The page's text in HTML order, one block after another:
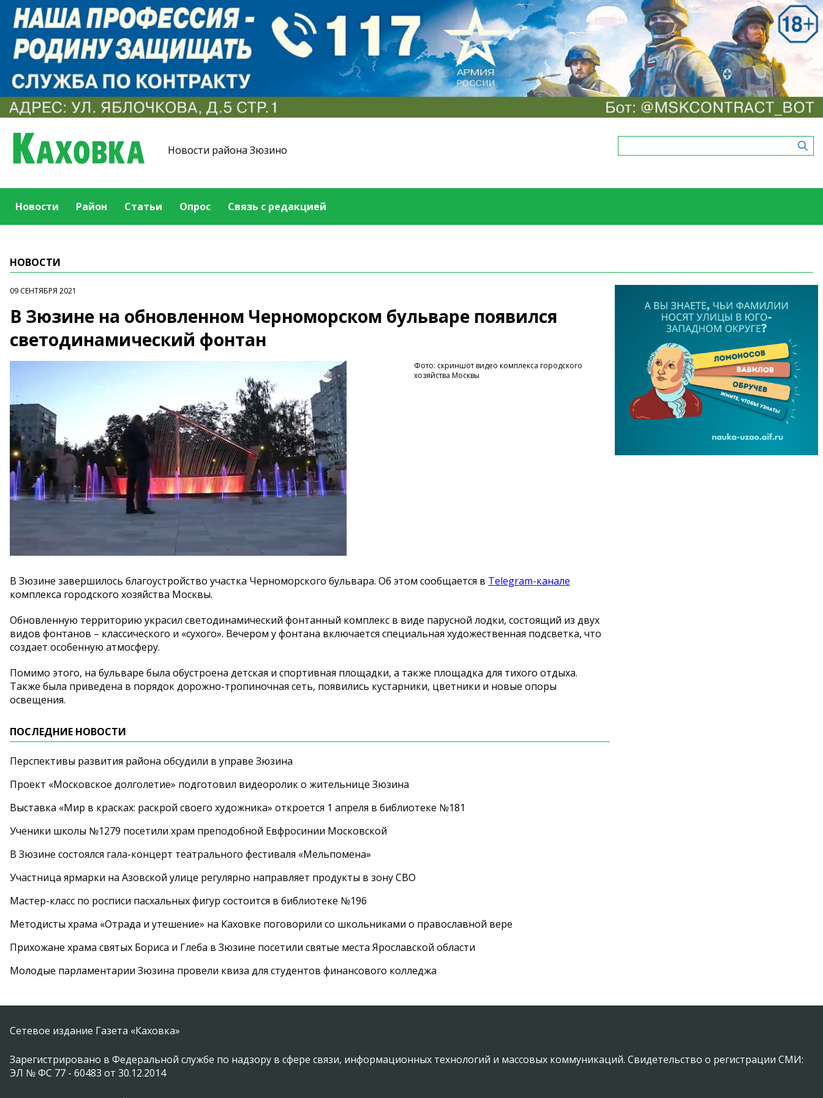
Новости района Зюзино
Новости Район Статьи Опрос Связь с редакцией
НОВОСТИ
09 СЕНТЯБРЯ 2021
В Зюзине на обновленном Черноморском бульваре появился
светодинамический фонтан
Фото: скриншот видео комплекса городского
хозяйства Москвы
В Зюзине завершилось благоустройство участка Черноморского бульвара. Об этом сообщается в Telegram-канале
комплекса городского хозяйства Москвы.
Обновленную территорию украсил светодинамический фонтанный комплекс в виде парусной лодки, состоящий из двух
видов фонтанов – классического и «сухого». Вечером у фонтана включается специальная художественная подсветка, что
создает особенную атмосферу.
Помимо этого, на бульваре была обустроена детская и спортивная площадки, а также площадка для тихого отдыха.
Также была приведена в порядок дорожно-тропиночная сеть, появились кустарники, цветники и новые опоры
освещения.
ПОСЛЕДНИЕ НОВОСТИ
Перспективы развития района обсудили в управе Зюзина
Проект «Московское долголетие» подготовил видеоролик о жительнице Зюзина
Выставка «Мир в красках: раскрой своего художника» откроется 1 апреля в библиотеке №181
Ученики школы №1279 посетили храм преподобной Евфросинии Московской
В Зюзине состоялся гала-концерт театрального фестиваля «Мельпомена»
Участница ярмарки на Азовской улице регулярно направляет продукты в зону СВО
Мастер-класс по росписи пасхальных фигур состоится в библиотеке №196
Методисты храма «Отрада и утешение» на Каховке поговорили со школьниками о православной вере
Прихожане храма святых Бориса и Глеба в Зюзине посетили святые места Ярославской области
Молодые парламентарии Зюзина провели квиза для студентов финансового колледжа
Сетевое издание Газета «Каховка»
Зарегистрировано в Федеральной службе по надзору в сфере связи, информационных технологий и массовых коммуникаций. Свидетельство о регистрации СМИ:
ЭЛ № ФС 77 - 60483 от 30.12.2014